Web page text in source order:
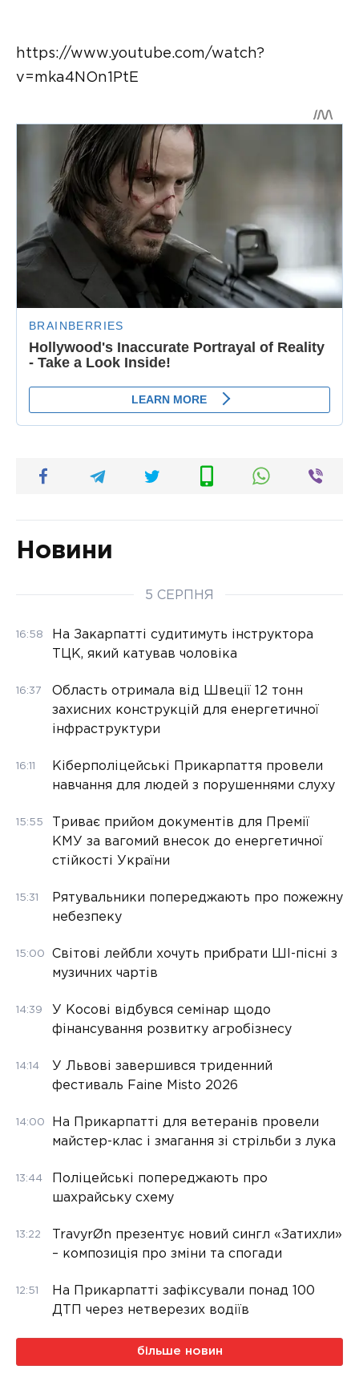
https://www.youtube.com/watch?
v=mka4NOn1PtE
Новини
5 СЕРПНЯ
16:58
На Закарпатті судитимуть інструктора
ТЦК, який катував чоловіка
16:37
Область отримала від Швеції 12 тонн
захисних конструкцій для енергетичної
інфраструктури
16:11
Кіберполіцейські Прикарпаття провели
навчання для людей з порушеннями слуху
15:55
Триває прийом документів для Премії
КМУ за вагомий внесок до енергетичної
стійкості України
15:31
Рятувальники попереджають про пожежну
небезпеку
15:00
Світові лейбли хочуть прибрати ШІ-пісні з
музичних чартів
14:39
У Косові відбувся семінар щодо
фінансування розвитку агробізнесу
14:14
У Львові завершився триденний
фестиваль Faine Misto 2026
14:00
На Прикарпатті для ветеранів провели
майстер-клас і змагання зі стрільби з лука
13:44
Поліцейські попереджають про
шахрайську схему
13:22
TravyrØn презентує новий сингл «Затихли»
– композиція про зміни та спогади
12:51
На Прикарпатті зафіксували понад 100
ДТП через нетверезих водіїв
більше новин